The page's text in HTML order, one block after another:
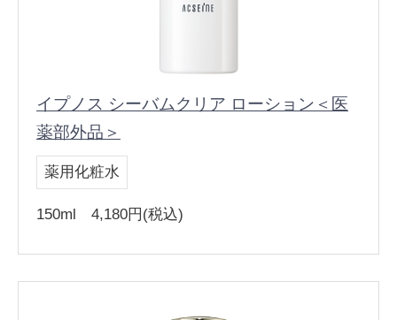
イプノス シーバムクリア ローション＜医
薬部外品＞
薬用化粧水
150ml 4,180円(税込)